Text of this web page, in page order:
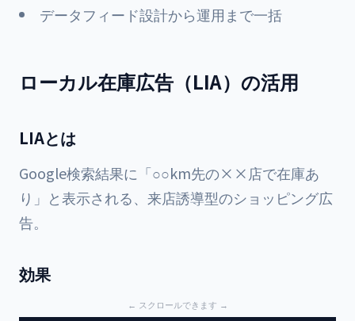
データフィード設計から運用まで一括
ローカル在庫広告（LIA）の活用
LIAとは
Google検索結果に「○○km先の××店で在庫あ
り」と表示される、来店誘導型のショッピング広
告。
効果